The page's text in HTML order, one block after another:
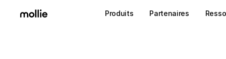
Produits Partenaires